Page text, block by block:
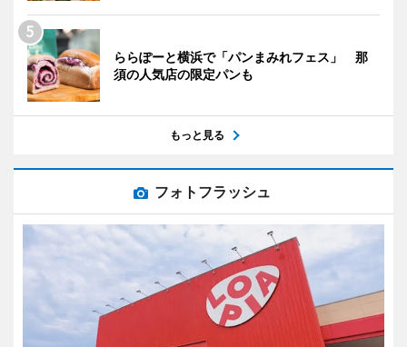
ららぽーと横浜で「パンまみれフェス」 那
須の人気店の限定パンも
もっと見る
フォトフラッシュ